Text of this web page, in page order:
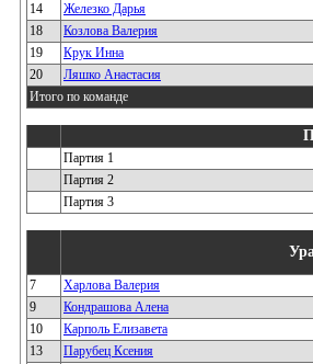
14
Железко Дарья
18
Козлова Валерия
19
Крук Инна
20
Ляшко Анастасия
Итого по команде
Партия 1
Партия 2
Партия 3
7
Харлова Валерия
9
Кондрашова Алена
10
Карполь Елизавета
13
Парубец Ксения